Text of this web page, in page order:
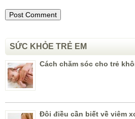
SỨC KHỎE TRẺ EM
Cách chăm sóc cho trẻ
Đôi điều cần biết về viêm